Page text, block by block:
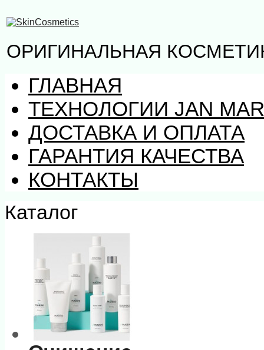
ОРИГИНАЛЬНАЯ
ГЛАВНАЯ
ТЕХНОЛОГИИ JAN
ДОСТАВКА И ОПЛАТА
ГАРАНТИЯ КАЧЕСТВА
КОНТАКТЫ
Каталог